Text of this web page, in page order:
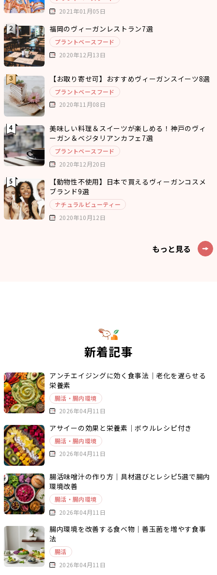
2021年01月05日
福岡のヴィーガンレストラン7選
プラントベースフード
2020年12月13日
【お取り寄せ可】おすすめヴィーガンスイーツ8選
プラントベースフード
2020年11月08日
美味しい料理＆スイーツが楽しめる！神戸のヴィ
ーガン＆ベジタリアンカフェ7選
プラントベースフード
2020年12月20日
【動物性不使用】日本で買えるヴィーガンコスメ
ブランド9選
ナチュラルビューティー
2020年10月12日
もっと見る
新着記事
アンチエイジングに効く食事法｜老化を遅らせる
栄養素
腸活・腸内環境
2026年04月11日
アサイーの効果と栄養素｜ボウルレシピ付き
腸活・腸内環境
2026年04月11日
腸活味噌汁の作り方｜具材選びとレシピ5選で腸内
環境改善
腸活・腸内環境
2026年04月11日
腸内環境を改善する食べ物｜善玉菌を増やす食事
法
腸活
2026年04月11日